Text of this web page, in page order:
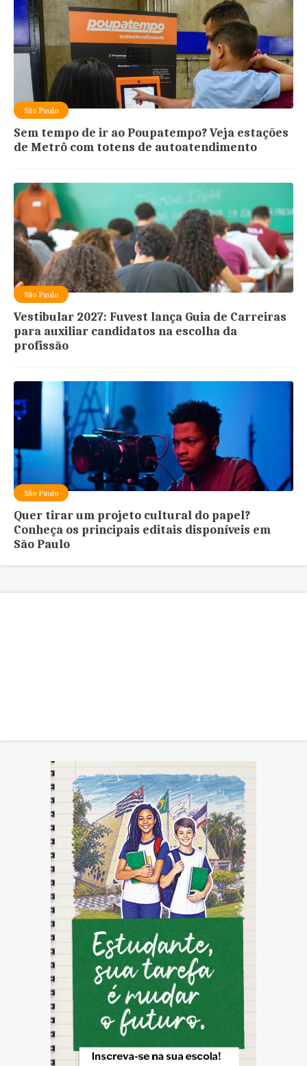
São Paulo
Sem tempo de ir ao Poupatempo? Veja estações
de Metrô com totens de autoatendimento
São Paulo
Vestibular 2027: Fuvest lança Guia de Carreiras
para auxiliar candidatos na escolha da
profissão
São Paulo
Quer tirar um projeto cultural do papel?
Conheça os principais editais disponíveis em
São Paulo